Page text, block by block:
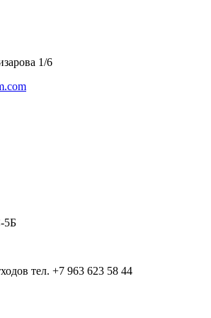
1/6
5Б
тел. +7 963 623 58 44